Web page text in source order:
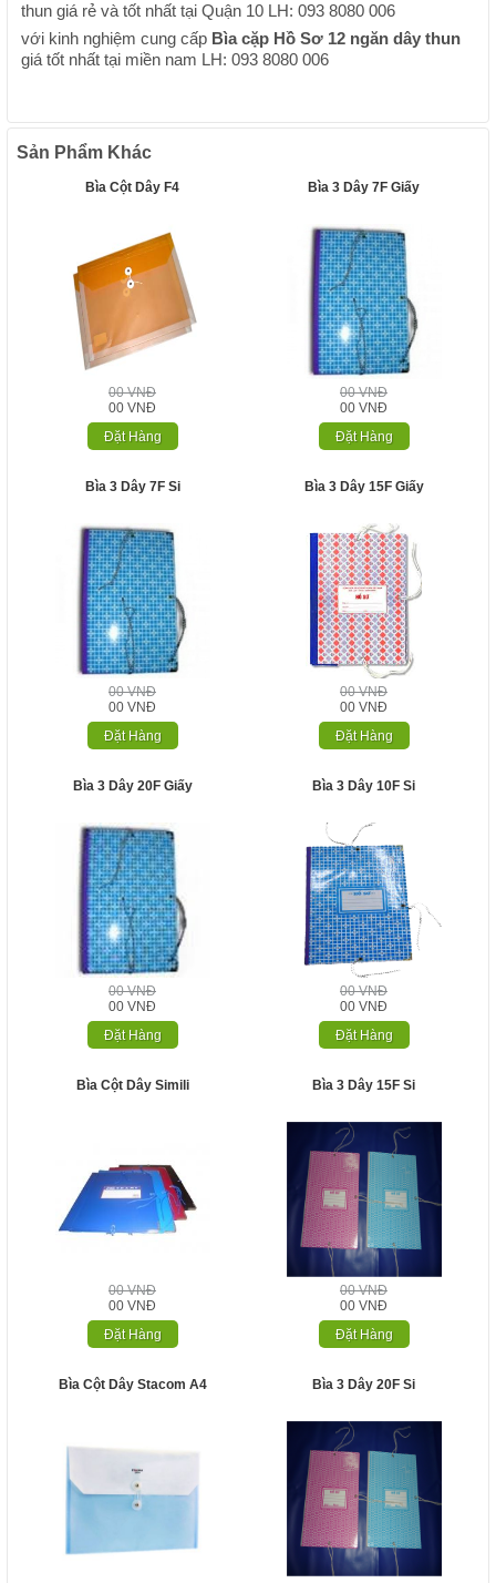
thun giá rẻ và tốt nhất tại Quận 10 LH: 093 8080 006
với kinh nghiệm cung cấp Bìa cặp Hồ Sơ 12 ngăn dây thun
giá tốt nhất tại miền nam LH: 093 8080 006
Sản Phẩm Khác
Bìa Cột Dây F4
00 VNĐ
00 VNĐ
Đặt Hàng
Bìa 3 Dây 7F Giấy
00 VNĐ
00 VNĐ
Đặt Hàng
Bìa 3 Dây 7F Si
00 VNĐ
00 VNĐ
Đặt Hàng
Bìa 3 Dây 15F Giấy
00 VNĐ
00 VNĐ
Đặt Hàng
Bìa 3 Dây 20F Giấy
00 VNĐ
00 VNĐ
Đặt Hàng
Bìa 3 Dây 10F Si
00 VNĐ
00 VNĐ
Đặt Hàng
Bìa Cột Dây Simili
00 VNĐ
00 VNĐ
Đặt Hàng
Bìa 3 Dây 15F Si
00 VNĐ
00 VNĐ
Đặt Hàng
Bìa Cột Dây Stacom A4 Bìa 3 Dây 20F Si